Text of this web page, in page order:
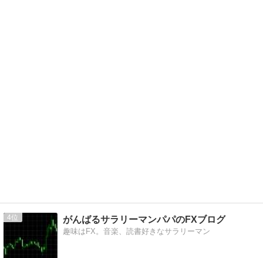
4 がんばるサラリーマンパパのFXブログ
趣味はFX。音楽、読書好きなサラリーマン